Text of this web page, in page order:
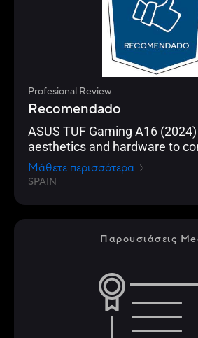
Profesional Review
Recomendado
ASUS TUF Gaming A16
aesthetics and hardware to
reference as gaming
Μάθετε περισσότερα
SPAIN
Παρουσιάσεις